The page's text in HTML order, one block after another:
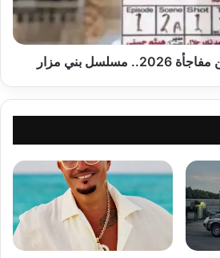
بني مزار